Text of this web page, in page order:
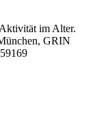
im Alter.
GRIN